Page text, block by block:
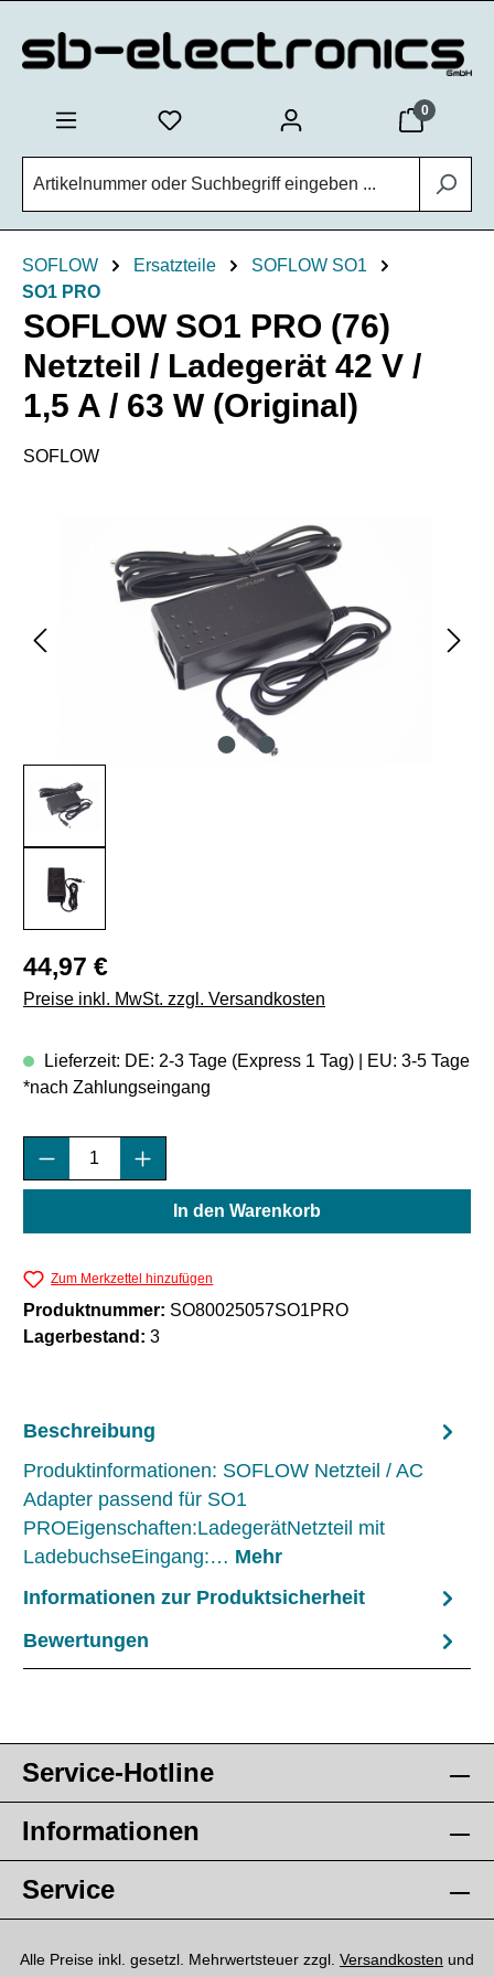
0
SOFLOW Ersatzteile
SOFLOW SO1
SO1 PRO
SOFLOW SO1 PRO (76)
Netzteil / Ladegerät 42 V /
1,5 A / 63 W (Original)
SOFLOW
Regulärer Preis:
44,97 €
Preise inkl. MwSt. zzgl. Versandkosten
Lieferzeit: DE: 2-3 Tage (Express 1 Tag) | EU: 3-5 Tage
*nach Zahlungseingang
Produkt Anzahl: Gib den gewünschten
In den Warenkorb
Zum Merkzettel hinzufügen
Produktnummer: SO80025057SO1PRO
Lagerbestand: 3
Beschreibung
Produktinformationen: SOFLOW Netzteil / AC
Adapter passend für SO1
PROEigenschaften:LadegerätNetzteil mit
LadebuchseEingang:… Mehr
Informationen zur Produktsicherheit
Bewertungen
Service-Hotline
Informationen
Service
Alle Preise inkl. gesetzl. Mehrwertsteuer zzgl. Versandkosten und